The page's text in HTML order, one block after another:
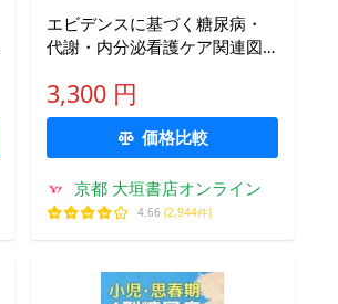
エビデンスに基づく糖尿病・
代謝・内分泌看護ケア関連図 /
3,300 円
価格比較
京都 大垣書店オンライン
4.66 (2,944件)